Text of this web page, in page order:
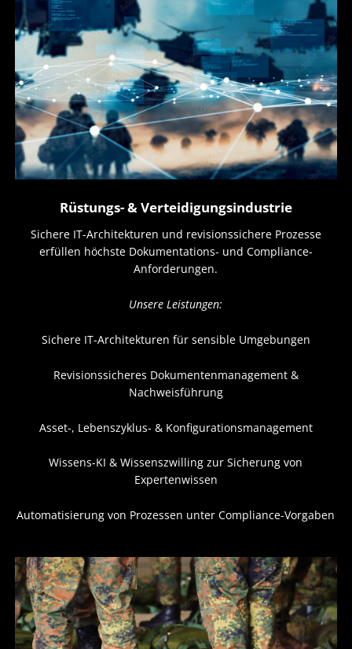
Rüstungs- & Verteidigungsindustrie
Sichere IT-Architekturen und revisionssichere Prozesse
erfüllen höchste Dokumentations- und Compliance-
Anforderungen.
Unsere Leistungen:
Sichere IT-Architekturen für sensible Umgebungen
Revisionssicheres Dokumentenmanagement &
Nachweisführung
Asset-, Lebenszyklus- & Konfigurationsmanagement
Wissens-KI & Wissenszwilling zur Sicherung von
Expertenwissen
Automatisierung von Prozessen unter Compliance-Vorgaben